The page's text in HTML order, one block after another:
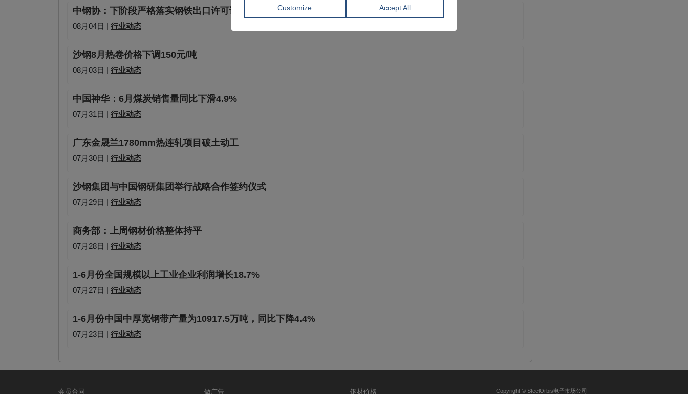
中钢协：下阶段严格落实钢铁出口许可证管理制度
08月04日 | 行业动态
沙钢8月热卷价格下调150元/吨
08月03日 | 行业动态
中国神华：6月煤炭销售量同比下滑4.9%
07月31日 | 行业动态
广东金晟兰1780mm热连轧项目破土动工
07月30日 | 行业动态
沙钢集团与中国钢研集团举行战略合作签约仪式
07月29日 | 行业动态
商务部：上周钢材价格整体持平
07月28日 | 行业动态
1-6月份全国规模以上工业企业利润增长18.7%
07月27日 | 行业动态
1-6月份中国中厚宽钢带产量为10917.5万吨，同比下降4.4%
07月23日 | 行业动态
会员合同 做广告 钢材价格 Copyright © SteelOrbis电子市场公司